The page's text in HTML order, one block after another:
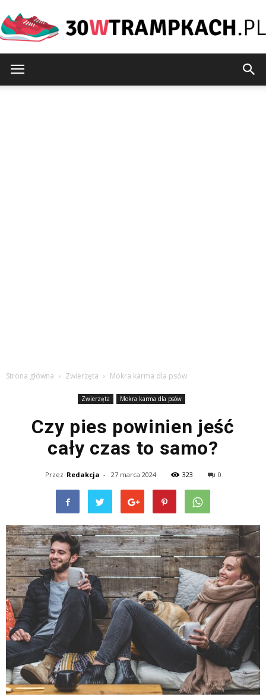
Strona główna Zwierzęta Mokra karma dla psów
Zwierzęta Mokra karma dla psów
Czy pies powinien jeść
cały czas to samo?
Przez Redakcja - 27 marca 2024 323 0